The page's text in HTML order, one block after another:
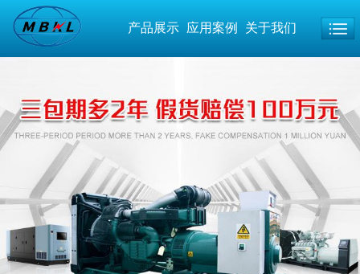
产品展示 应用案例 关于我们